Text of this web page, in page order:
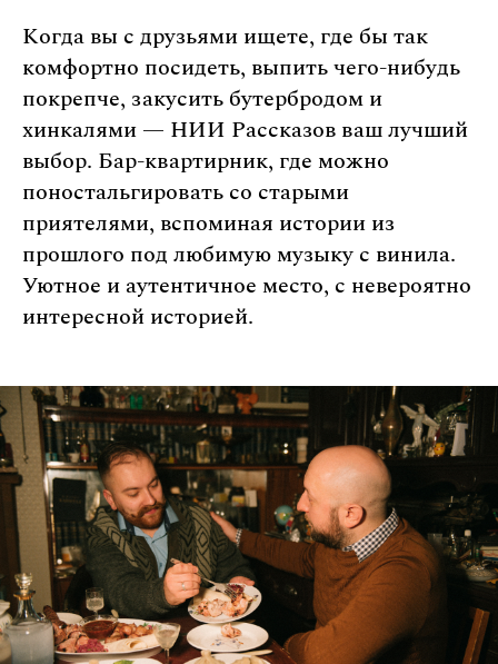
Когда вы с друзьями ищете, где бы так
комфортно посидеть, выпить чего-нибудь
покрепче, закусить бутербродом и
хинкалями — НИИ Рассказов ваш лучший
выбор. Бар-квартирник, где можно
поностальгировать со старыми
приятелями, вспоминая истории из
прошлого под любимую музыку с винила.
Уютное и аутентичное место, с невероятно
интересной историей.